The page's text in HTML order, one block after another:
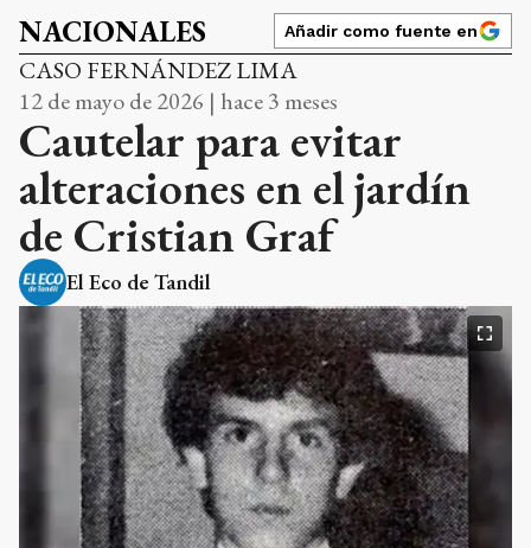
NACIONALES Añadir como fuente en
CASO FERNÁNDEZ LIMA
12 de mayo de 2026 | hace 3 meses
Cautelar para evitar
alteraciones en el jardín
de Cristian Graf
El Eco de Tandil